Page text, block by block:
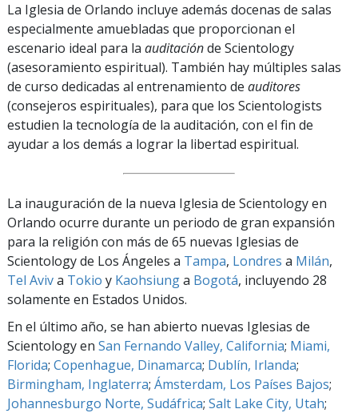
La Iglesia de Orlando incluye además docenas de salas
especialmente amuebladas que proporcionan el
escenario ideal para la auditaciónde Scientology
(asesoramiento espiritual). También hay múltiples salas
de curso dedicadas al entrenamiento de auditores
(consejeros espirituales), para que los Scientologists
estudien la tecnología de la auditación, con el fin de
ayudar a los demás a lograr la libertad espiritual.
La inauguración de la nueva Iglesia de Scientology en
Orlando ocurre durante un periodo de gran expansión
para la religión con más de 65 nuevas Iglesias de
Scientology de Los Ángeles a Tampa, Londres a Milán,
Tel Aviva Tokio y Kaohsiunga Bogotá, incluyendo 28
solamente en Estados Unidos.
En el último año, se han abierto nuevas Iglesias de
Scientology en San Fernando Valley, California; Miami,
Florida; Copenhague, Dinamarca; Dublín, Irlanda;
Birmingham, Inglaterra; Ámsterdam, Los Países Bajos;
Johannesburgo Norte, Sudáfrica; Salt Lake City, Utah;